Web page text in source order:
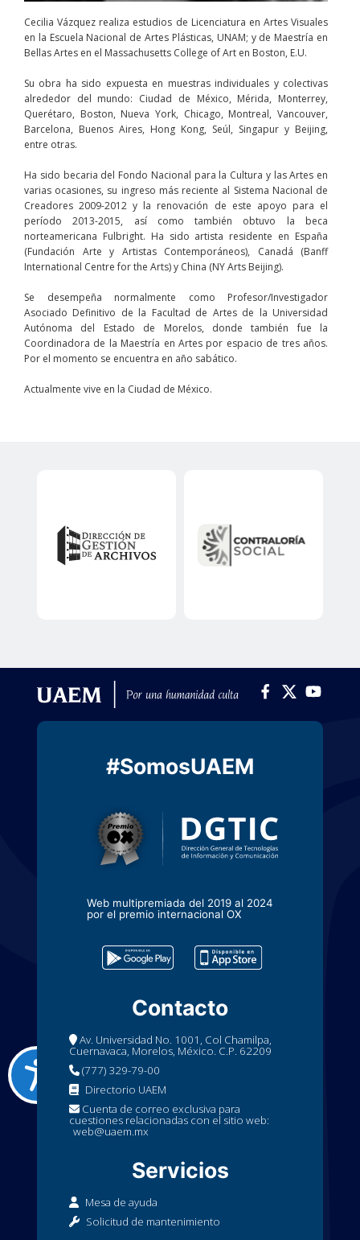
Cecilia Vázquez realiza estudios de Licenciatura en Artes Visuales
en la Escuela Nacional de Artes Plásticas, UNAM; y de Maestría en
Bellas Artes en el Massachusetts College of Art en Boston, E.U.
Su obra ha sido expuesta en muestras individuales y colectivas
alrededor del mundo: Ciudad de México, Mérida, Monterrey,
Querétaro, Boston, Nueva York, Chicago, Montreal, Vancouver,
Barcelona, Buenos Aires, Hong Kong, Seúl, Singapur y Beijing,
entre otras.
Ha sido becaria del Fondo Nacional para la Cultura y las Artes en
varias ocasiones, su ingreso más reciente al Sistema Nacional de
Creadores 2009-2012 y la renovación de este apoyo para el
período 2013-2015, así como también obtuvo la beca
norteamericana Fulbright. Ha sido artista residente en España
(Fundación Arte y Artistas Contemporáneos), Canadá (Banff
International Centre for the Arts) y China (NY Arts Beijing).
Se desempeña normalmente como Profesor/Investigador
Asociado Definitivo de la Facultad de Artes de la Universidad
Autónoma del Estado de Morelos, donde también fue la
Coordinadora de la Maestría en Artes por espacio de tres años.
Por el momento se encuentra en año sabático.
Actualmente vive en la Ciudad de México.
#SomosUAEM
Web multipremiada del 2019 al 2024
por el premio internacional OX
Contacto
Av. Universidad No. 1001, Col Chamilpa,
Cuernavaca, Morelos, México. C.P. 62209
(777) 329-79-00
Directorio UAEM
Cuenta de correo exclusiva para
cuestiones relacionadas con el sitio web:
web@uaem.mx
Servicios
Mesa de ayuda
Solicitud de mantenimiento